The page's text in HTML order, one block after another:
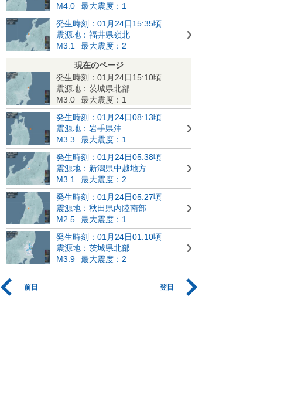
M4.0
最大震度：1
発生時刻：01月24日15:35頃
震源地：福井県嶺北
M3.1
最大震度：2
現在のページ
発生時刻：01月24日15:10頃
震源地：茨城県北部
M3.0
最大震度：1
発生時刻：01月24日08:13頃
震源地：岩手県沖
M3.3
最大震度：1
発生時刻：01月24日05:38頃
震源地：新潟県中越地方
M3.1
最大震度：2
発生時刻：01月24日05:27頃
震源地：秋田県内陸南部
M2.5
最大震度：1
発生時刻：01月24日01:10頃
震源地：茨城県北部
M3.9
最大震度：2
前日 翌日